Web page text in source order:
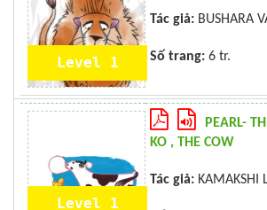
Level 1
Tác giả: BUSHARA
Số trang: 6 tr.
Level 1
PEARL-
KO , THE COW
Tác giả: KAMAKSHI